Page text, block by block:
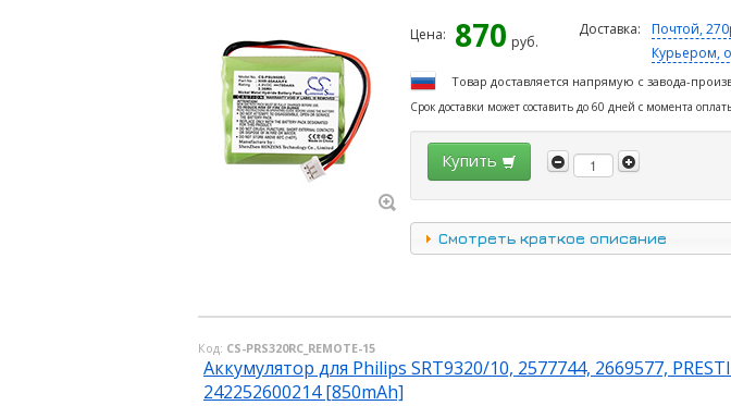
Цена: 870 руб.
Доставка:
Почтой,
Курьером,
Товар доставляется напрямую с завода-
Срок доставки может составить до 60 дней с момента
Купить
Смотреть краткое описание
Код: CS-PRS320RC_REMOTE-15
Аккумулятор для Philips SRT9320/10, 2577744, 2669577,
242252600214 [850mAh]